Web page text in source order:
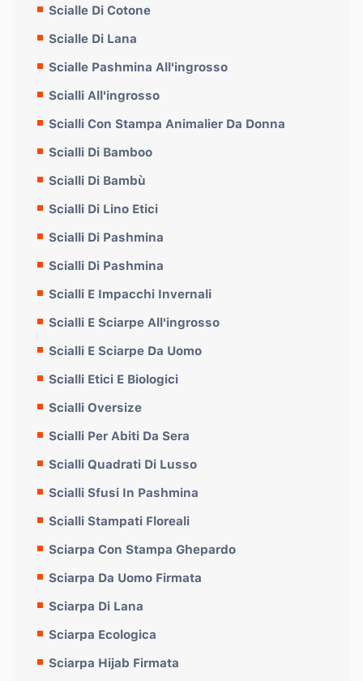
Scialle Di Cotone
Scialle Di Lana
Scialle Pashmina All'ingrosso
Scialli All'ingrosso
Scialli Con Stampa Animalier Da Donna
Scialli Di Bamboo
Scialli Di Bambù
Scialli Di Lino Etici
Scialli Di Pashmina
Scialli Di Pashmina
Scialli E Impacchi Invernali
Scialli E Sciarpe All'ingrosso
Scialli E Sciarpe Da Uomo
Scialli Etici E Biologici
Scialli Oversize
Scialli Per Abiti Da Sera
Scialli Quadrati Di Lusso
Scialli Sfusi In Pashmina
Scialli Stampati Floreali
Sciarpa Con Stampa Ghepardo
Sciarpa Da Uomo Firmata
Sciarpa Di Lana
Sciarpa Ecologica
Sciarpa Hijab Firmata